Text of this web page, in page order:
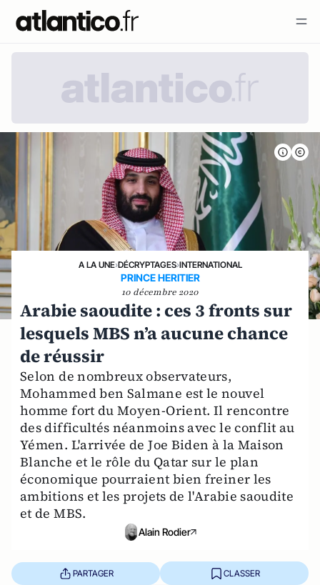
A LA UNE›DÉCRYPTAGES›INTERNATIONAL
PRINCE HERITIER
10 décembre 2020
Arabie saoudite : ces 3 fronts sur
lesquels MBS n’a aucune chance
de réussir
Selon de nombreux observateurs,
Mohammed ben Salmane est le nouvel
homme fort du Moyen-Orient. Il rencontre
des difficultés néanmoins avec le conflit au
Yémen. L'arrivée de Joe Biden à la Maison
Blanche et le rôle du Qatar sur le plan
économique pourraient bien freiner les
ambitions et les projets de l'Arabie saoudite
et de MBS.
Alain Rodier
PARTAGER CLASSER